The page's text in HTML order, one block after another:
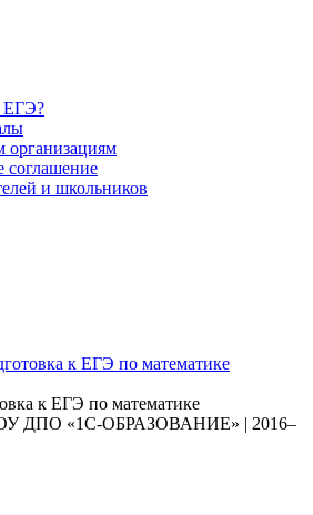
ЕГЭ?
организациям
соглашение
и школьников
к ЕГЭ по математике
ДПО «1С-ОБРАЗОВАНИЕ» | 2016–